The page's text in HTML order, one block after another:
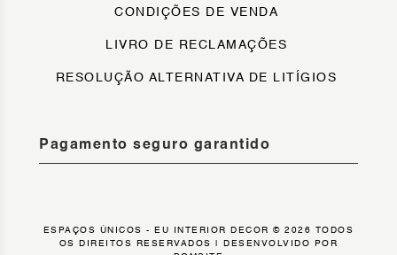
CONDIÇÕES DE VENDA
LIVRO DE RECLAMAÇÕES
RESOLUÇÃO ALTERNATIVA DE LITÍGIOS
Pagamento seguro garantido
ESPAÇOS ÚNICOS - EU INTERIOR DECOR © 2026 TODOS
OS DIREITOS RESERVADOS | DESENVOLVIDO POR